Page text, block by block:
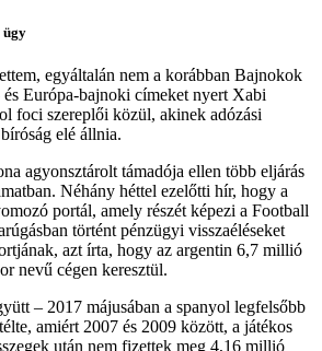
ügy
egyáltalán nem a korábban Bajnokok
Európa-bajnoki címeket nyert Xabi
foci szereplői közül, akinek adózási
elé állnia.
agyonsztárolt támadója ellen több eljárás
Néhány héttel ezelőtti hír, hogy a
portál, amely részét képezi a Football
történt pénzügyi visszaéléseket
azt írta, hogy az argentin 6,7 millió
nevű cégen keresztül.
– 2017 májusában a spanyol legfelsőbb
amiért 2007 és 2009 között, a játékos
után nem fizettek meg 4,16 millió